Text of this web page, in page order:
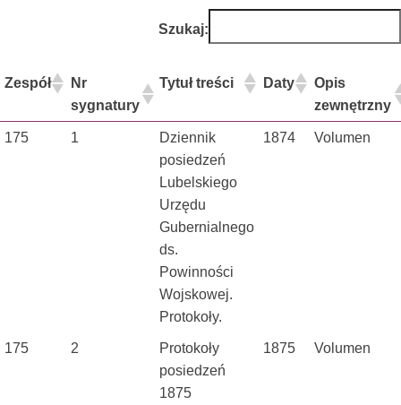
Szukaj:
Zespół
Nr
sygnatury
Tytuł treści Daty
Opis
zewnętrzny
175 1
Dziennik
posiedzeń
Lubelskiego
Urzędu
Gubernialnego
ds.
Powinności
Wojskowej.
Protokoły.
1874 Volumen
175 2
Protokoły
posiedzeń
1875
1875 Volumen